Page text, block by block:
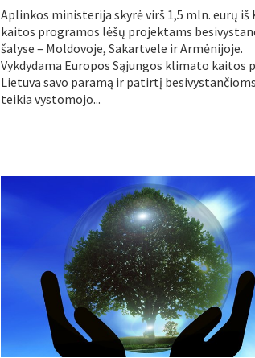
Aplinkos ministerija skyrė virš 1,5 mln. eurų
kaitos programos lėšų projektams
šalyse – Moldovoje, Sakartvele ir Armėnijoje.
Vykdydama Europos Sąjungos klimato kaitos
Lietuva savo paramą ir patirtį
teikia vystomojo...